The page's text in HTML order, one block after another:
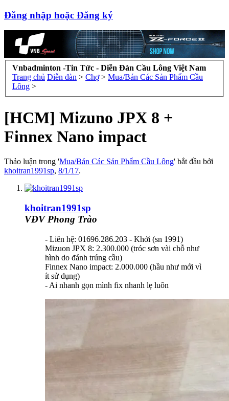
Đăng nhập hoặc Đăng ký
Vnbadminton -Tin Tức - Diễn Đàn Cầu Lông Việt Nam
Trang chủ Diễn đàn > Chợ > Mua/Bán Các Sản Phẩm Cầu
Lông >
[HCM] Mizuno JPX 8 +
Finnex Nano impact
Thảo luận trong 'Mua/Bán Các Sản Phẩm Cầu Lông' bắt đầu bởi
khoitran1991sp, 8/1/17.
khoitran1991sp
VĐV Phong Trào
- Liên hệ: 01696.286.203 - Khởi (sn 1991)
Mizuon JPX 8: 2.300.000 (tróc sơn vài chỗ như
hình do đánh trúng cầu)
Finnex Nano impact: 2.000.000 (hầu như mới vì
ít sử dụng)
- Ai nhanh gọn mình fix nhanh lẹ luôn